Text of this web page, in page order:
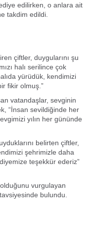
edilirken, o anlara ait
takdim edildi.
çiftler, duygularını şu
halı serilince çok
yürüdük, kendimizi
fikir olmuş.”
vatandaşlar, sevginin
“İnsan sevildiğinde her
yılın her gününde
belirten çiftler,
şehrimizle daha
teşekkür ederiz”
vurgulayan
bulundu.